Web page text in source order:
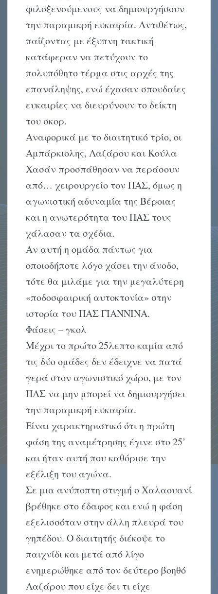
φιλοξενούμενους να δημιουργήσουν
την παραμικρή ευκαιρία. Αντιθέτως,
παίζοντας με έξυπνη τακτική
κατάφεραν να πετύχουν το
πολυπόθητο τέρμα στις αρχές της
επανάληψης, ενώ έχασαν σπουδαίες
ευκαιρίες να διευρύνουν το δείκτη
του σκορ.
Αναφορικά με το διαιτητικό τρίο, οι
Αμπάρκιολης, Λαζάρου και Κούλα
Χασάν προσπάθησαν να περάσουν
από… χειρουργείο τον ΠΑΣ, όμως η
αγωνιστική αδυναμία της Βέροιας
και η ανωτερότητα του ΠΑΣ τους
χάλασαν τα σχέδια.
Αν αυτή η ομάδα πάντως για
οποιοδήποτε λόγο χάσει την άνοδο,
τότε θα μιλάμε για την μεγαλύτερη
«ποδοσφαιρική αυτοκτονία» στην
ιστορία του ΠΑΣ ΓΙΑΝΝΙΝΑ.
Φάσεις – γκολ
Μέχρι το πρώτο 25λεπτο καμία από
τις δύο ομάδες δεν έδειχνε να πατά
γερά στον αγωνιστικό χώρο, με τον
ΠΑΣ να μην μπορεί να δημιουργήσει
την παραμικρή ευκαιρία.
Είναι χαρακτηριστικό ότι η πρώτη
φάση της αναμέτρησης έγινε στο 25’
και ήταν αυτή που καθόρισε την
εξέλιξη του αγώνα.
Σε μια ανύποπτη στιγμή ο Χαλαουανί
βρέθηκε στο έδαφος και ενώ η φάση
εξελισσόταν στην άλλη πλευρά του
γηπέδου. Ο διαιτητής διέκοψε το
παιχνίδι και μετά από λίγο
ενημερώθηκε από τον δεύτερο βοηθό
Λαζάρου που είχε δει τι είχε